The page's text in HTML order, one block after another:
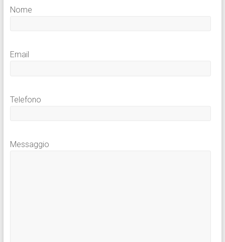
Nome
Email
Telefono
Messaggio